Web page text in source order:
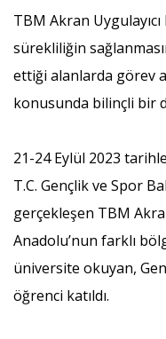
TBM Akran
sürekliliğin
ettiği alanlarda görev
konusunda bilinçli bir
21-24 Eylül 2023
T.C. Gençlik ve Spor
gerçekleşen TBM
Anadolu’nun farklı
üniversite okuyan,
öğrenci katıldı.